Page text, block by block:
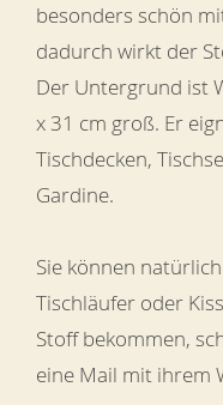
besonders schön
dadurch wirkt der
Der Untergrund ist
x 31 cm groß. Er
Tischdecken,
Gardine.
Sie können
Tischläufer oder
Stoff bekommen,
eine Mail mit ihrem